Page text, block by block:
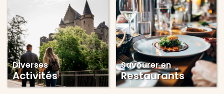
Diverses
Activités
Savourer en
Restaurants